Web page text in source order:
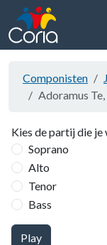
Componisten
Adoramus
Kies de partij die
Soprano
Alto
Tenor
Bass
Play